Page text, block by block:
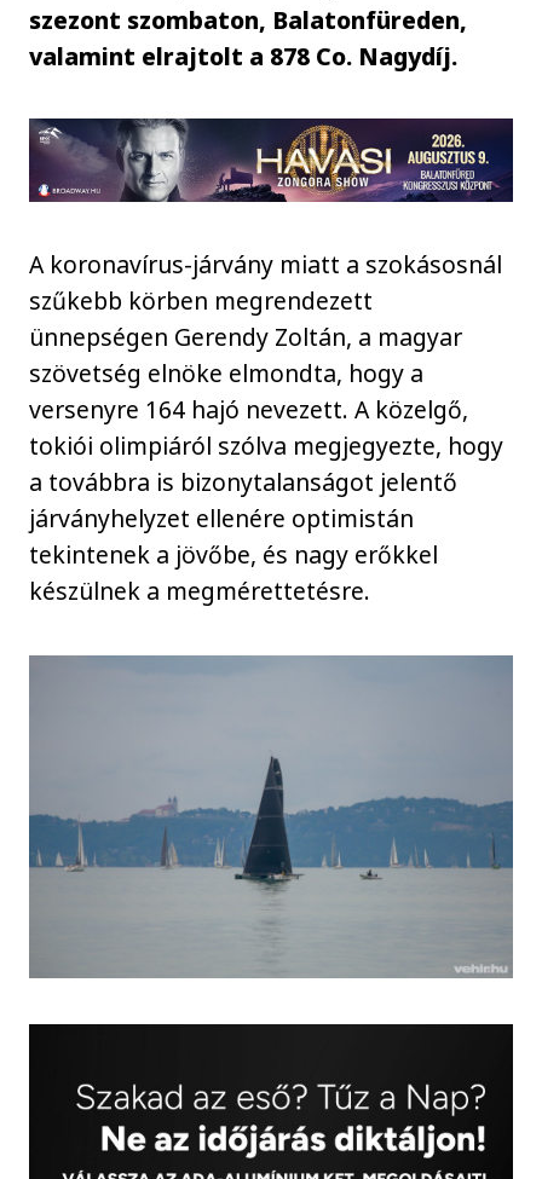
szezont szombaton, Balatonfüreden,
valamint elrajtolt a 878 Co. Nagydíj.
A koronavírus-járvány miatt a szokásosnál
szűkebb körben megrendezett
ünnepségen Gerendy Zoltán, a magyar
szövetség elnöke elmondta, hogy a
versenyre 164 hajó nevezett. A közelgő,
tokiói olimpiáról szólva megjegyezte, hogy
a továbbra is bizonytalanságot jelentő
járványhelyzet ellenére optimistán
tekintenek a jövőbe, és nagy erőkkel
készülnek a megmérettetésre.